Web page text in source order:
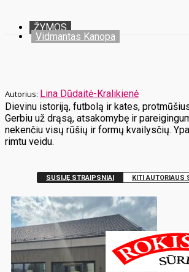
ŽYMOS
Vidmantas Kanopa
Lina Dūdaitė-Kralikienė
Dievinu istoriją, futbolą ir kates,
Gerbiu už drąsą, atsakomybę ir
nekenčiu visų rūšių ir formų kvailysčių.
rimtu veidu.
SUSIJĘ STRAIPSNIAI KITI AUTORIAUS